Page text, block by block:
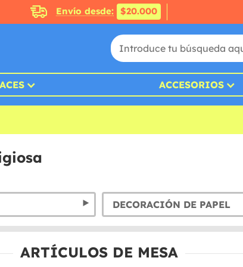
Envío desde: $20.000
ACCESORIOS
DECORACIÓN DE PAPEL
ARTÍCULOS DE MESA